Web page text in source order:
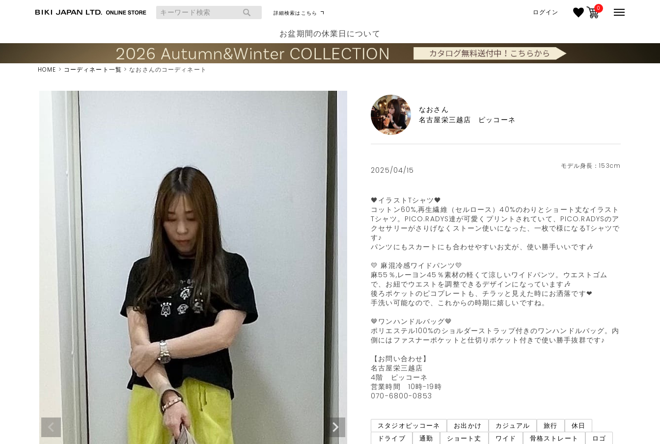
詳細検索はこちら ログイン 0
お盆期間の休業日について
HOME コーディネート一覧 なおさんのコーディネート
なおさん
名古屋栄三越店 ピッコーネ
2025/04/15 153cm
🖤イラストTシャツ🖤
コットン60%,再生繊維（セルロース）40%のわりとショート丈なイラスト
Tシャツ。PICO.RADYS達が可愛くプリントされていて、PICO.RADYSのア
クセサリーがさりげなくストーン使いになった、一枚で様になるTシャツで
す♪
パンツにもスカートにも合わせやすいお丈が、使い勝手いいです🎶
💛 麻混冷感ワイドパンツ💛
麻55％,レーヨン45％素材の軽くて涼しいワイドパンツ。ウエストゴム
で、お紐でウエストを調整できるデザインになっています🎶
後ろポケットのピコプレートも、チラッと見えた時にお洒落です❤︎
手洗い可能なので、これからの時期に嬉しいですね。
🤎ワンハンドルバッグ🤎
ポリエステル100%のショルダーストラップ付きのワンハンドルバッグ。内
側にはファスナーポケットと仕切りポケット付きで使い勝手抜群です♪
【お問い合わせ】
名古屋栄三越店
4階   ピッコーネ
営業時間　10時-19時
070-6800-0853
スタジオピッコーネ お出かけ カジュアル 旅行
休日
ドライブ
通勤 ショート丈 ワイド 骨格ストレート
ロゴ